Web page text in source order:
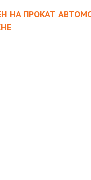
НА ПРОКАТ